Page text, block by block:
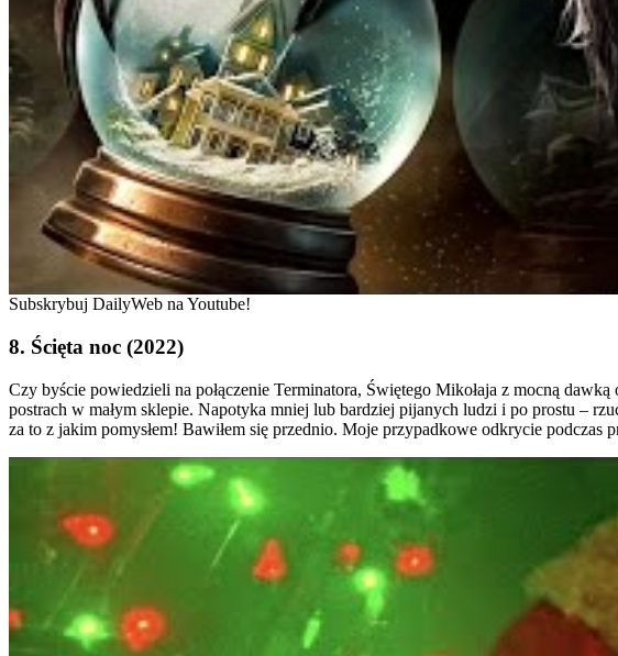
Subskrybuj DailyWeb na Youtube!
8. Ścięta noc (2022)
Czy byście powiedzieli na połączenie Terminatora, Świętego Mikołaja z mocną
postrach w małym sklepie. Napotyka mniej lub bardziej pijanych ludzi i po prostu –
za to z jakim pomysłem! Bawiłem się przednio. Moje przypadkowe odkrycie podczas